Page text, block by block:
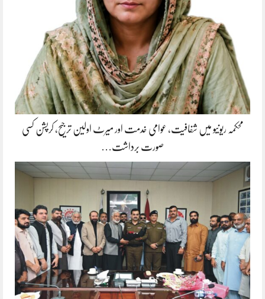
محکمہ ریونیو میں شفافیت، عوامی خدمت اور میرٹ اولین ترجیح، کرپشن کسی
صورت برداشت…